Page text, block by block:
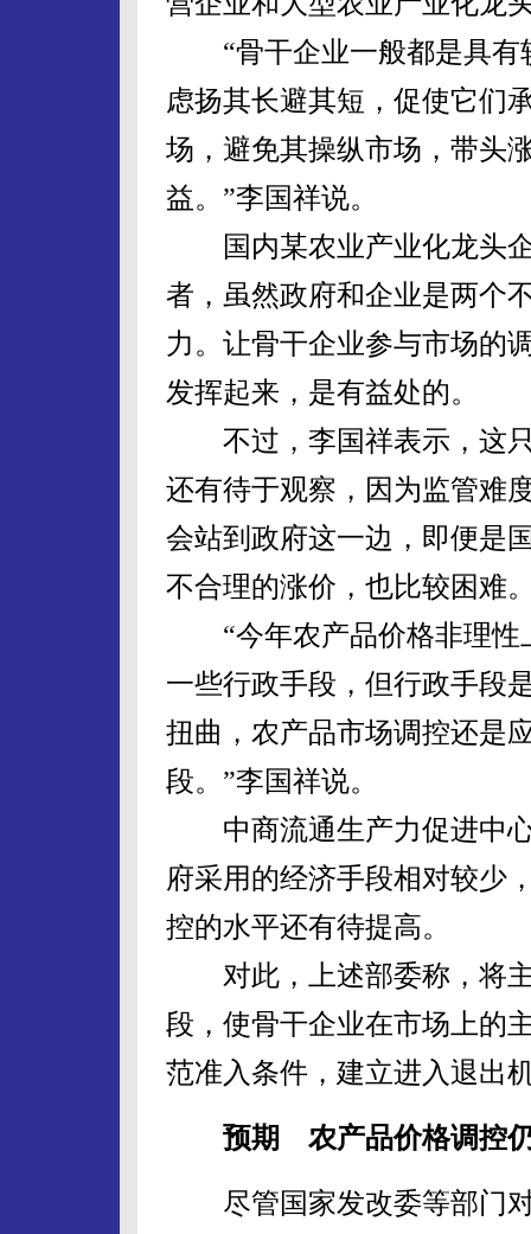
“骨干企业一般都是具有
虑扬其长避其短，促使它们
场，避免其操纵市场，带头
益。”李国祥说。
国内某农业产业化龙头企
者，虽然政府和企业是两个
力。让骨干企业参与市场的
发挥起来，是有益处的。
不过，李国祥表示，这只
还有待于观察，因为监管难
会站到政府这一边，即便是
不合理的涨价，也比较困难
“今年农产品价格非理性
一些行政手段，但行政手段
扭曲，农产品市场调控还是
段。”李国祥说。
中商流通生产力促进中心
府采用的经济手段相对较少
控的水平还有待提高。
对此，上述部委称，将主
段，使骨干企业在市场上的
范准入条件，建立进入退出
预期 农产品价格调控仍
尽管国家发改委等部门对